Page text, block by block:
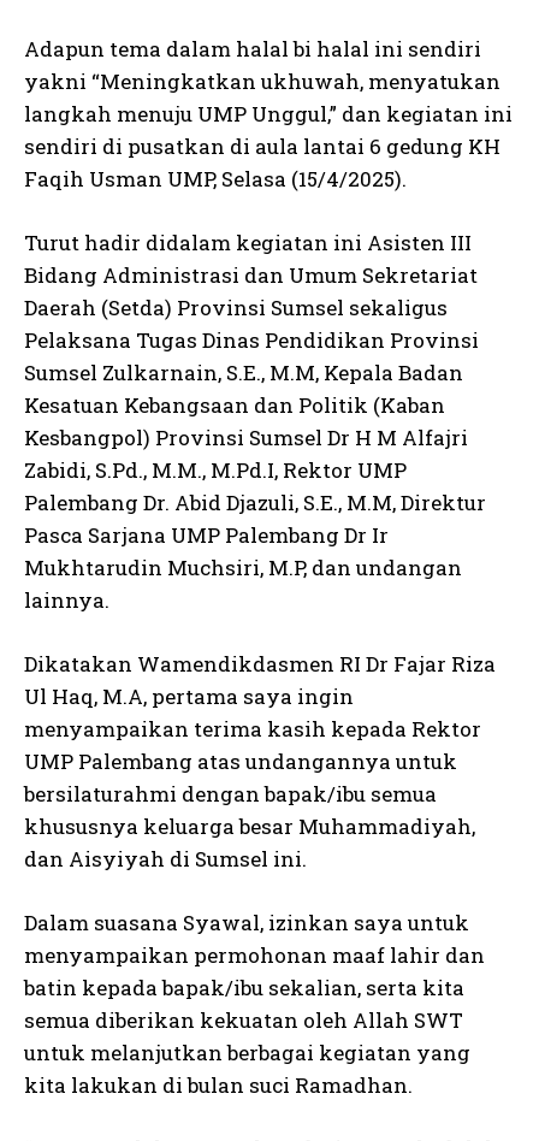
Adapun tema dalam halal bi halal ini sendiri
yakni “Meningkatkan ukhuwah, menyatukan
langkah menuju UMP Unggul,” dan kegiatan ini
sendiri di pusatkan di aula lantai 6 gedung KH
Faqih Usman UMP, Selasa (15/4/2025).
Turut hadir didalam kegiatan ini Asisten III
Bidang Administrasi dan Umum Sekretariat
Daerah (Setda) Provinsi Sumsel sekaligus
Pelaksana Tugas Dinas Pendidikan Provinsi
Sumsel Zulkarnain, S.E., M.M, Kepala Badan
Kesatuan Kebangsaan dan Politik (Kaban
Kesbangpol) Provinsi Sumsel Dr H M Alfajri
Zabidi, S.Pd., M.M., M.Pd.I, Rektor UMP
Palembang Dr. Abid Djazuli, S.E., M.M, Direktur
Pasca Sarjana UMP Palembang Dr Ir
Mukhtarudin Muchsiri, M.P, dan undangan
lainnya.
Dikatakan Wamendikdasmen RI Dr Fajar Riza
Ul Haq, M.A, pertama saya ingin
menyampaikan terima kasih kepada Rektor
UMP Palembang atas undangannya untuk
bersilaturahmi dengan bapak/ibu semua
khususnya keluarga besar Muhammadiyah,
dan Aisyiyah di Sumsel ini.
Dalam suasana Syawal, izinkan saya untuk
menyampaikan permohonan maaf lahir dan
batin kepada bapak/ibu sekalian, serta kita
semua diberikan kekuatan oleh Allah SWT
untuk melanjutkan berbagai kegiatan yang
kita lakukan di bulan suci Ramadhan.